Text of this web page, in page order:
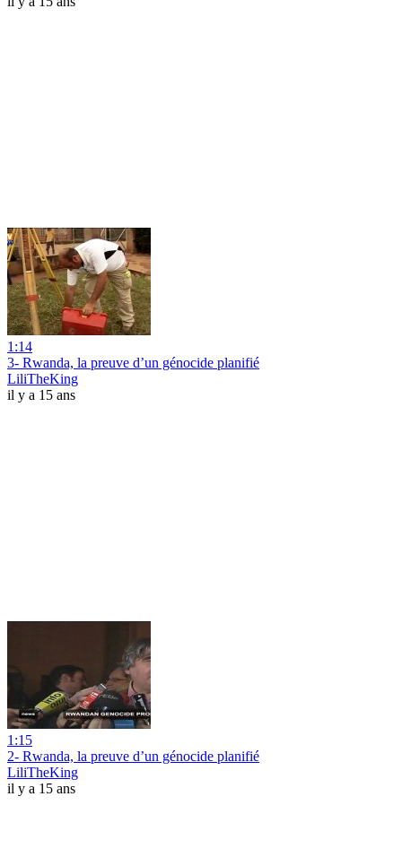
1:14
3- Rwanda, la preuve d’un génocide planifié
LiliTheKing
il y a 15 ans
1:15
2- Rwanda, la preuve d’un génocide planifié
LiliTheKing
il y a 15 ans